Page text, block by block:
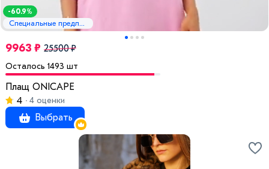
-60.9%
Специальные предложения
9963 ₽ 25500 ₽
Осталось 1493 шт
Плащ ONICAPE
4
4 оценки
Выбрать